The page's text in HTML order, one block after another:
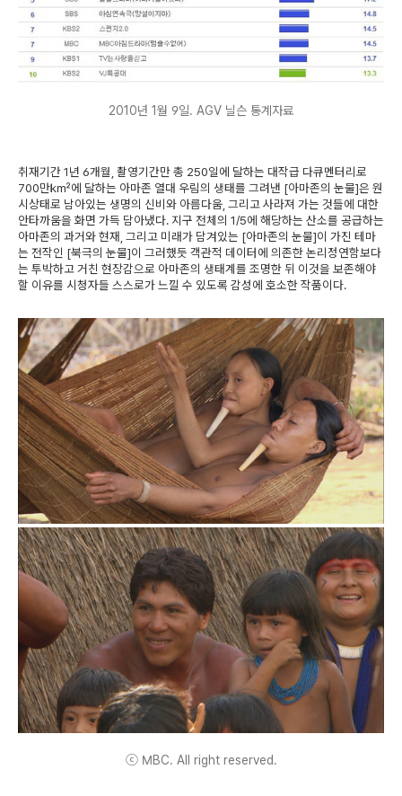
2010년 1월 9일. AGV 닐슨 통계자료
취재기간 1년 6개월, 촬영기간만 총 250일에 달하는 대작급 다큐멘터리로
700만㎢에 달하는 아마존 열대 우림의 생태를 그려낸 [아마존의 눈물]은 원
시상태로 남아있는 생명의 신비와 아름다움, 그리고 사라져 가는 것들에 대한
안타까움을 화면 가득 담아냈다. 지구 전체의 1/5에 해당하는 산소를 공급하는
아마존의 과거와 현재, 그리고 미래가 담겨있는 [아마존의 눈물]이 가진 테마
는 전작인 [북극의 눈물]이 그러했듯 객관적 데이터에 의존한 논리정연함보다
는 투박하고 거친 현장감으로 아마존의 생태계를 조명한 뒤 이것을 보존해야
할 이유를 시청자들 스스로가 느낄 수 있도록 감성에 호소한 작품이다.
ⓒ MBC. All right reserved.